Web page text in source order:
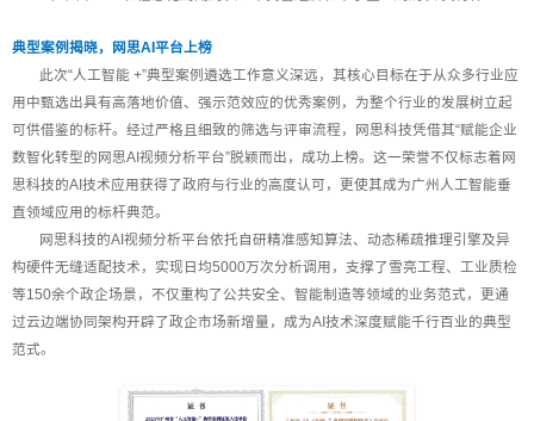
典型案例揭晓，网思AI平台上榜
此次“人工智能 +”典型案例遴选工作意义深远，其核心目标在于从众多行业应
用中甄选出具有高落地价值、强示范效应的优秀案例，为整个行业的发展树立起
可供借鉴的标杆。经过严格且细致的筛选与评审流程，网思科技凭借其“赋能企业
数智化转型的网思AI视频分析平台”脱颖而出，成功上榜。这一荣誉不仅标志着网
思科技的AI技术应用获得了政府与行业的高度认可，更使其成为广州人工智能垂
直领域应用的标杆典范。
网思科技的AI视频分析平台依托自研精准感知算法、动态稀疏推理引擎及异
构硬件无缝适配技术，实现日均5000万次分析调用，支撑了雪亮工程、工业质检
等150余个政企场景，不仅重构了公共安全、智能制造等领域的业务范式，更通
过云边端协同架构开辟了政企市场新增量，成为AI技术深度赋能千行百业的典型
范式。